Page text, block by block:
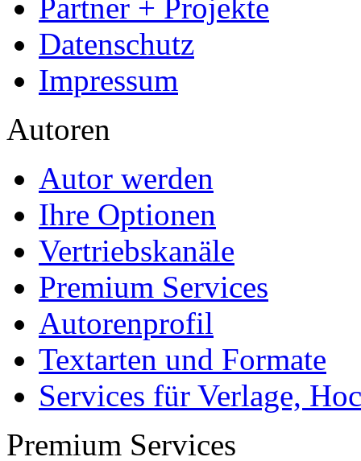
Home
Arbeiten hochladen
Katalog
Tipps und Ratschläge
Die Diplomarbeit
Services & Vorlagen
Über uns
Jobs
Presse
Partner + Projekte
Datenschutz
Impressum